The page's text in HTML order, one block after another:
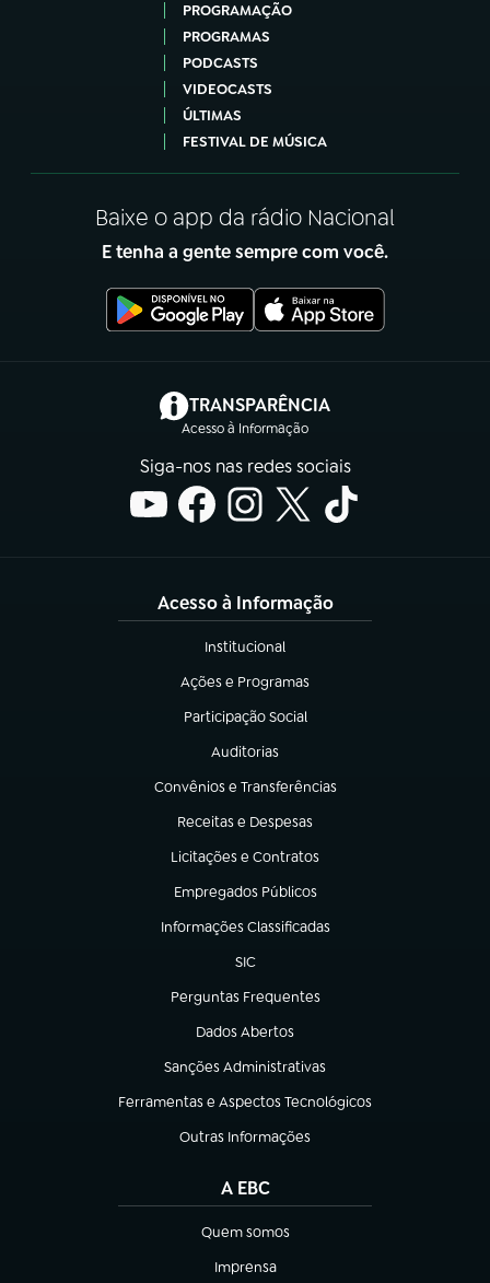
PROGRAMAÇÃO
PROGRAMAS
PODCASTS
VIDEOCASTS
ÚLTIMAS
FESTIVAL DE MÚSICA
Baixe o app da rádio Nacional
E tenha a gente sempre com você.
TRANSPARÊNCIA
Acesso à Informação
(abre em nova aba)
Siga-nos nas redes sociais
Acesso à Informação
Institucional
(abre em nova aba)
Ações e Programas
(abre em nova aba)
Participação Social
(abre em nova aba)
Auditorias
(abre em nova aba)
Convênios e Transferências
(abre em nova aba)
Receitas e Despesas
(abre em nova aba)
Licitações e Contratos
(abre em nova aba)
Empregados Públicos
(abre em nova aba)
Informações Classificadas
(abre em nova aba)
SIC
(abre em nova aba)
Perguntas Frequentes
(abre em nova aba)
Dados Abertos
(abre em nova aba)
Sanções Administrativas
(abre em nova aba)
Ferramentas e Aspectos Tecnológicos
(abre em nova aba)
Outras Informações
(abre em nova aba)
A EBC
Quem somos
(abre em nova aba)
Imprensa
(abre em nova aba)